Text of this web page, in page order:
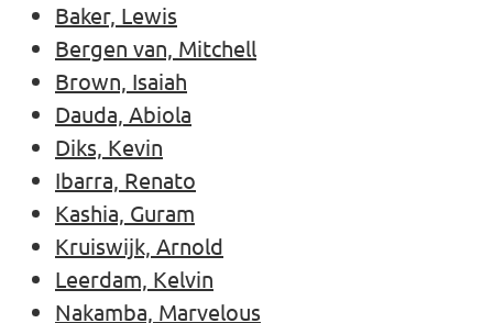
Baker, Lewis
Bergen van, Mitchell
Brown, Isaiah
Dauda, Abiola
Diks, Kevin
Ibarra, Renato
Kashia, Guram
Kruiswijk, Arnold
Leerdam, Kelvin
Nakamba, Marvelous